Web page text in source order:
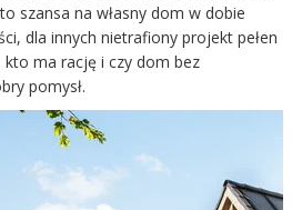
szansa na własny dom w dobie
dla innych nietrafiony projekt pełen
kto ma rację i czy dom bez
pomysł.